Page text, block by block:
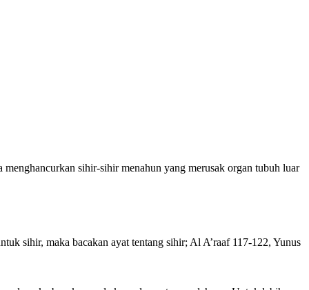
sihir-sihir menahun yang merusak organ tubuh luar
sihir, maka bacakan ayat tentang sihir; Al A’raaf 117-122, Yunus